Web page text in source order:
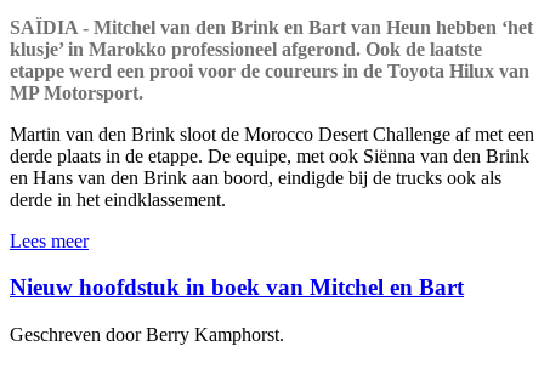
SAÏDIA - Mitchel van den Brink en Bart van Heun hebben ‘het
klusje’ in Marokko professioneel afgerond. Ook de laatste
etappe werd een prooi voor de coureurs in de Toyota Hilux van
MP Motorsport.
Martin van den Brink sloot de Morocco Desert Challenge af met een
derde plaats in de etappe. De equipe, met ook Siënna van den Brink
en Hans van den Brink aan boord, eindigde bij de trucks ook als
derde in het eindklassement.
Lees meer
Nieuw hoofdstuk in boek van Mitchel en Bart
Geschreven door Berry Kamphorst.